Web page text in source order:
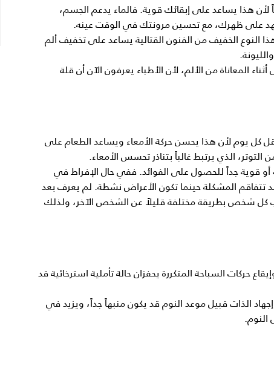
لأن هذا يساعد على إبقائك قوية. فالماء يدعم الجسم،
على ظهرك، مع تحسين مرونتك في الوقت عينه.
النوع الخفيف من الفنون القتالية يساعد على تخفيف ألم
المعاناة من الألم، لأن الأطباء يعرفون الآن أن قلة
30 دقيقة على الأقل كل يوم لأن هذا يحسن حركة الأمعاء ويساعد الطعام على
الذي يرتبط غالباً بتناذر تحسس الأمعاء.
قوية جداً للحصول على الفوائد. ففي حال الإفراط في
تتفاقم المشكلة حينما تكون الأعراض نشطة. لم يعرف بعد
كل شخص بطريقة مختلفة قليلاً عن الشخص الآخر، ولذلك
حركات السباحة المتكررة يحفزان حالة تأملية استرخائية قد
الذات قبيل موعد النوم قد يكون منبهاً جداً، ويزيد في
النوم.